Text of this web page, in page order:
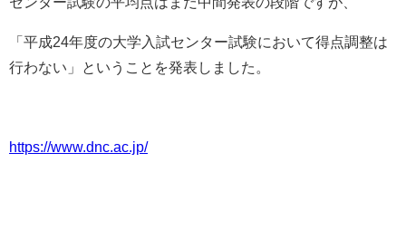
「 平成24年度の大学入試センター試験において得点調整は
行わない 」ということを発表しました。
https://www.dnc.ac.jp/